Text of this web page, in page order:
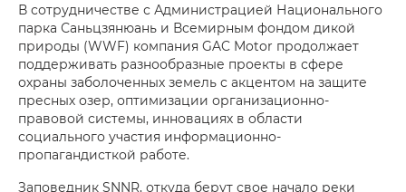
В сотрудничестве с Администрацией Национального
парка Саньцзянюань и Всемирным фондом дикой
природы (WWF) компания GAC Motor продолжает
поддерживать разнообразные проекты в сфере
охраны заболоченных земель с акцентом на защите
пресных озер, оптимизации организационно-
правовой системы, инновациях в области
социального участия информационно-
пропагандисткой работе.
Заповедник SNNR, откуда берут свое начало реки